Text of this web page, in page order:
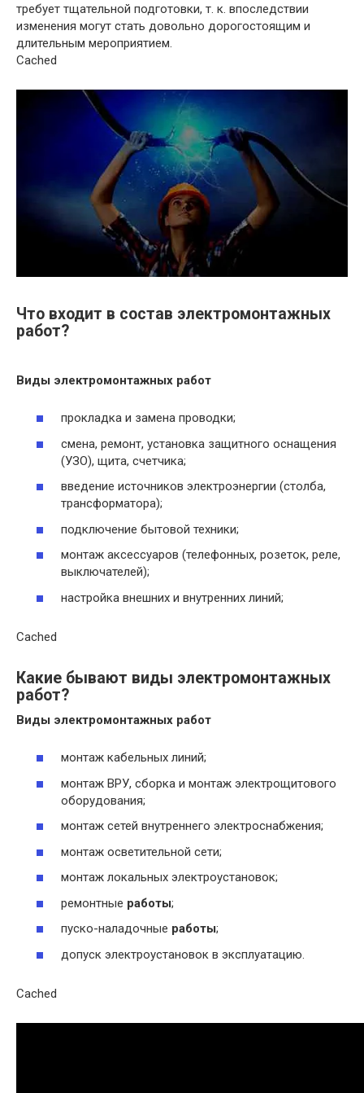
требует тщательной подготовки, т. к. впоследствии
изменения могут стать довольно дорогостоящим и
длительным мероприятием.
Cached
Что входит в состав электромонтажных
работ?
Виды электромонтажных работ
прокладка и замена проводки;
смена, ремонт, установка защитного оснащения
(УЗО), щита, счетчика;
введение источников электроэнергии (столба,
трансформатора);
подключение бытовой техники;
монтаж аксессуаров (телефонных, розеток, реле,
выключателей);
настройка внешних и внутренних линий;
Cached
Какие бывают виды электромонтажных
работ?
Виды электромонтажных работ
монтаж кабельных линий;
монтаж ВРУ, сборка и монтаж электрощитового
оборудования;
монтаж сетей внутреннего электроснабжения;
монтаж осветительной сети;
монтаж локальных электроустановок;
ремонтные работы;
пуско-наладочные работы;
допуск электроустановок в эксплуатацию.
Cached